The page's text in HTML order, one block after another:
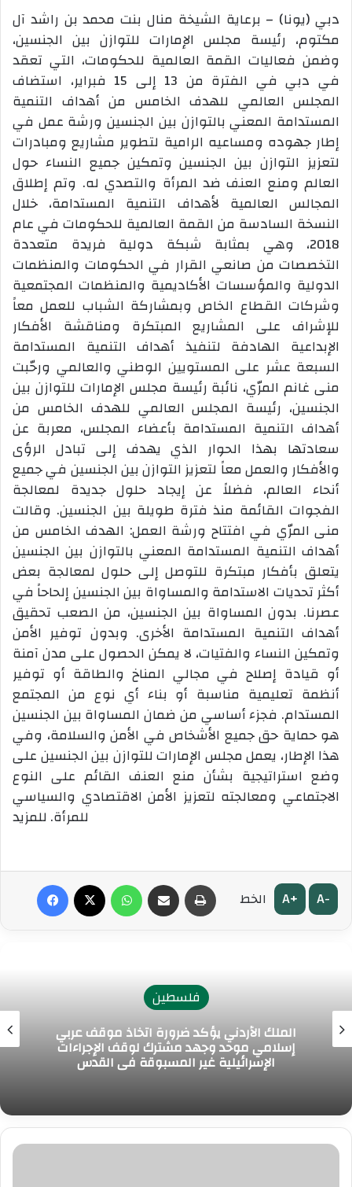
دبي (يونا) – برعاية الشيخة منال بنت محمد بن راشد آل
مكتوم، رئيسة مجلس الإمارات للتوازن بين الجنسين،
وضمن فعاليات القمة العالمية للحكومات، التي تعقد
في دبي في الفترة من 13 إلى 15 فبراير، استضاف
المجلس العالمي للهدف الخامس من أهداف التنمية
المستدامة المعني بالتوازن بين الجنسين ورشة عمل في
إطار جهوده ومساعيه الرامية لتطوير مشاريع ومبادرات
لتعزيز التوازن بين الجنسين وتمكين جميع النساء حول
العالم ومنع العنف ضد المرأة والتصدي له. وتم إطلاق
المجالس العالمية لأهداف التنمية المستدامة، خلال
النسخة السادسة من القمة العالمية للحكومات في عام
2018، وهي بمثابة شبكة دولية فريدة متعددة
التخصصات من صانعي القرار في الحكومات والمنظمات
الدولية والمؤسسات الأكاديمية والمنظمات المجتمعية
وشركات القطاع الخاص وبمشاركة الشباب للعمل معاً
للإشراف على المشاريع المبتكرة ومناقشة الأفكار
الإبداعية الهادفة لتنفيذ أهداف التنمية المستدامة
السبعة عشر على المستويين الوطني والعالمي ورحّبت
منى غانم المرّي، نائبة رئيسة مجلس الإمارات للتوازن بين
الجنسين، رئيسة المجلس العالمي للهدف الخامس من
أهداف التنمية المستدامة بأعضاء المجلس، معربة عن
سعادتها بهذا الحوار الذي يهدف إلى تبادل الرؤى
والأفكار والعمل معاً لتعزيز التوازن بين الجنسين في جميع
أنحاء العالم، فضلاً عن إيجاد حلول جديدة لمعالجة
الفجوات القائمة منذ فترة طويلة بين الجنسين. وقالت
منى المرّي في افتتاح ورشة العمل: الهدف الخامس من
أهداف التنمية المستدامة المعني بالتوازن بين الجنسين
يتعلق بأفكار مبتكرة للتوصل إلى حلول لمعالجة بعض
أكثر تحديات الاستدامة والمساواة بين الجنسين إلحاحاً في
عصرنا. بدون المساواة بين الجنسين، من الصعب تحقيق
أهداف التنمية المستدامة الأخرى. وبدون توفير الأمن
وتمكين النساء والفتيات، لا يمكن الحصول على مدن آمنة
أو قيادة إصلاح في مجالي المناخ والطاقة أو توفير
أنظمة تعليمية مناسبة أو بناء أي نوع من المجتمع
المستدام. فجزء أساسي من ضمان المساواة بين الجنسين
هو حماية حق جميع الأشخاص في الأمن والسلامة، وفي
هذا الإطار، يعمل مجلس الإمارات للتوازن بين الجنسين على
وضع استراتيجية بشأن منع العنف القائم على النوع
الاجتماعي ومعالجته لتعزيز الأمن الاقتصادي والسياسي
للمرأة. للمزيد
فيسبوك واتساب مشاركة عبر البريد
الخط A+ A-
فلسطين
الملك الأردني يؤكد ضرورة اتخاذ موقف عربي
إسلامي موحد وجهد مشترك لوقف الإجراءات
الإسرائيلية غير المسبوقة في القدس
رئيس